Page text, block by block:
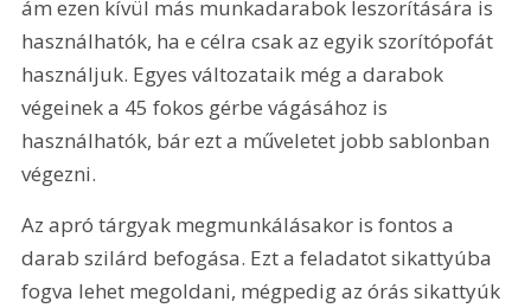
ám ezen kívül más munkadarabok leszorítására is
használhatók, ha e célra csak az egyik szorítópofát
használjuk. Egyes változataik még a darabok
végeinek a 45 fokos gérbe vágásához is
használhatók, bár ezt a műveletet jobb sablonban
végezni.
Az apró tárgyak megmunkálásakor is fontos a
darab szilárd befogása. Ezt a feladatot sikattyúba
fogva lehet megoldani, mégpedig az órás sikattyúk